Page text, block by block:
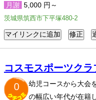
月謝 5,000 円～
茨城県筑西市下平塚480-2
コスモスポーツクラ
0
幼児コースから大会
の幅広い年代が在籍